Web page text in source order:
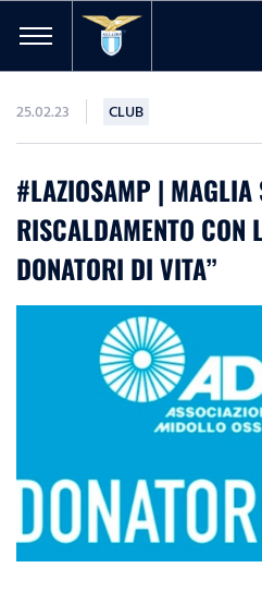
25.02.23 CLUB
#LAZIOSAMP | MAGLIA
RISCALDAMENTO CON
DONATORI DI VITA”